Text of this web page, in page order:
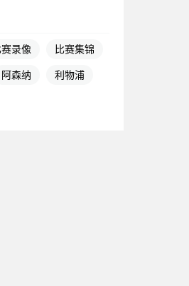
赛录像 比赛集锦
阿森纳 利物浦